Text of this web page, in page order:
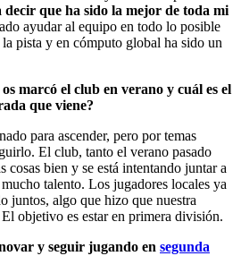
decir que ha sido la mejor de toda mi
ayudar al equipo en todo lo posible
pista y en cómputo global ha sido un
marcó el club en verano y cuál es el
que viene?
para ascender, pero por temas
El club, tanto el verano pasado
cosas bien y se está intentando juntar a
talento. Los jugadores locales ya
juntos, algo que hizo que nuestra
objetivo es estar en primera división.
y seguir jugando en segunda